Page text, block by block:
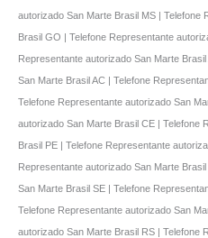
autorizado San Marte Brasil MS | Telefone
Brasil GO | Telefone Representante
Representante autorizado San Marte
San Marte Brasil AC | Telefone
Telefone Representante autorizado San
autorizado San Marte Brasil CE | Telefone
Brasil PE | Telefone Representante
Representante autorizado San Marte
San Marte Brasil SE | Telefone
Telefone Representante autorizado San
autorizado San Marte Brasil RS | Telefone